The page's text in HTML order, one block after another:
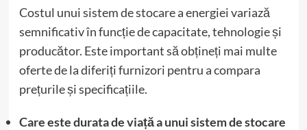
Costul unui sistem de stocare a energiei variază
semnificativ în funcție de capacitate, tehnologie și
producător. Este important să obțineți mai multe
oferte de la diferiți furnizori pentru a compara
prețurile și specificațiile.
Care este durata de viață a unui sistem de stocare